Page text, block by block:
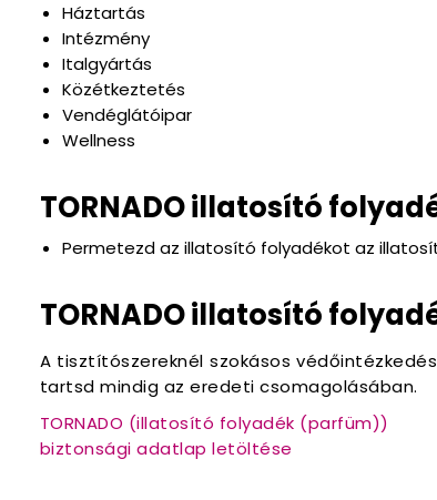
Háztartás
Intézmény
Italgyártás
Közétkeztetés
Vendéglátóipar
Wellness
TORNADO illatosító
Permetezd az illatosító folyadékot az
TORNADO illatosító
A tisztítószereknél szokásos
tartsd mindig az eredeti csomagolásában.
TORNADO (illatosító folyadék (parfüm))
biztonsági adatlap letöltése